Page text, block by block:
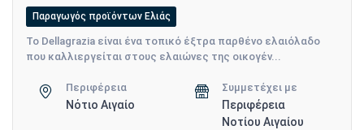
Παραγωγός προϊόντων Ελιάς
Το Dellagrazia είναι ένα τοπικό έξτρα παρθένο ελαιόλαδο
που καλλιεργείται στους ελαιώνες της οικογέν...
Περιφέρεια
Νότιο Αιγαίο
Συμμετέχει με
Περιφέρεια
Νοτίου Αιγαίου